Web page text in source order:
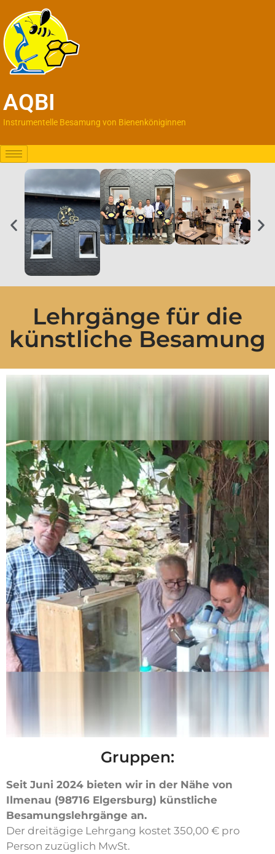
AQBI
Instrumentelle Besamung von Bienenköniginnen
Lehrgänge für die
künstliche Besamung
Gruppen:
Seit Juni 2024 bieten wir in der Nähe von
Ilmenau (98716 Elgersburg) künstliche
Besamungslehrgänge an.
Der dreitägige Lehrgang kostet 350,00 € pro
Person zuzüglich MwSt.